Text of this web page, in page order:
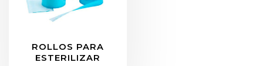
ROLLOS PARA
ESTERILIZAR